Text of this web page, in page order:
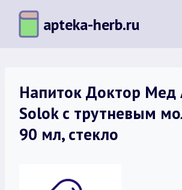
Перейти
содержимому
apteka-herb.ru
Напиток Доктор Мед
Solok с трутневым
90 мл, стекло